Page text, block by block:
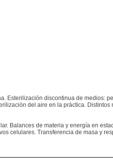
Esterilización discontinua de medios:
del aire en la práctica. Distintos
Balances de materia y energía en
celulares. Transferencia de masa y